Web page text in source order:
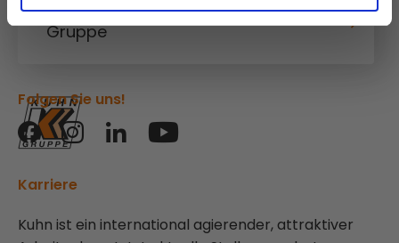
Kuhn
Gruppe
Karriere
Kuhn ist ein international agierender, attraktiver
Folgen Sie uns!